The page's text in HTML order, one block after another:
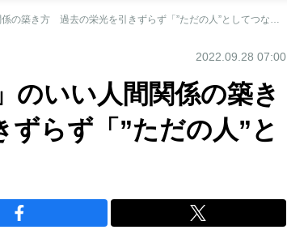
「50歳から花開く人」のいい人間関係の築き方 過去の栄光を引きずらず「”ただの人”としてつながる」
2022.09.28 07:00
のいい人間関係の築き
らず「”ただの人”と